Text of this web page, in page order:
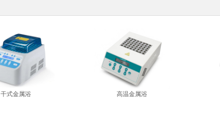
干式金属浴 高温金属浴